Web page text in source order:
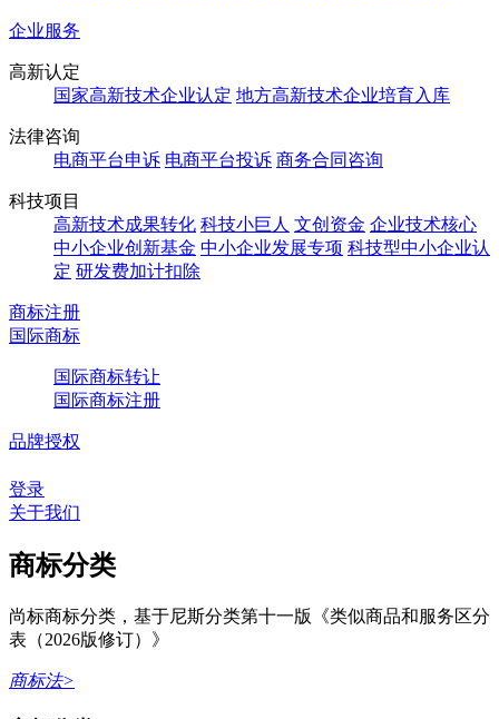
企业服务
高新认定
国家高新技术企业认定 地方高新技术企业培育入库
法律咨询
电商平台申诉 电商平台投诉 商务合同咨询
科技项目
高新技术成果转化 科技小巨人 文创资金 企业技术核心
中小企业创新基金 中小企业发展专项 科技型中小企业认
定 研发费加计扣除
商标注册
国际商标
国际商标转让
国际商标注册
品牌授权
登录
关于我们
商标分类
尚标商标分类，基于尼斯分类第十一版《类似商品和服务区分
表（2026版修订）》
商标法>